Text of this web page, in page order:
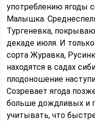
употреблению ягоды
Малышка.
Тургеневка,
декаде июля. И
сорта Журавка,
находятся в садах
плодоношение
Созревает ягода
больше дождливых и
учитывать, что